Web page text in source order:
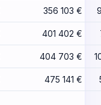
356 103 €
401 402 €
404 703 €
475 141 €